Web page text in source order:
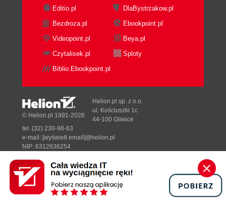
Editio.pl
DlaBystrzakow.pl
Bezdroza.pl
Ebookpoint.pl
Videopoint.pl
Beya.pl
Czytalisek.pl
Sploty
Biblio.Ebookpoint.pl
Designed with ♥ byTonik.pl
© Helion.pl 1991-2026
Helion.pl sp. z o.o.
ul. Kościuszki 1c
44-100 Gliwice
tel. (32) 230-98-63
e-mail: [wyświetl email]@helion.pl
NIP: 6312636254
Pełna wersja strony »